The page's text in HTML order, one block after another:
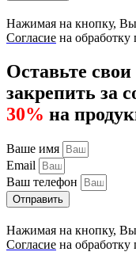
Нажимая на кнопку,
Согласие на
Оставьте
закрепить за
30% на
Ваше имя
Email
Ваш телефон
Отправить
Нажимая на кнопку,
Согласие на